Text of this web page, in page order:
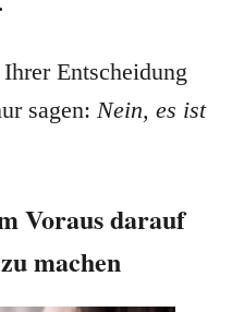
Entscheidung
sagen: Nein, es ist
Voraus darauf
machen